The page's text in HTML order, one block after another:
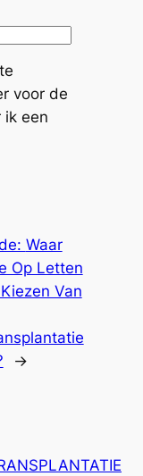
voor de
ik een
Waar
Op Letten
Van
→